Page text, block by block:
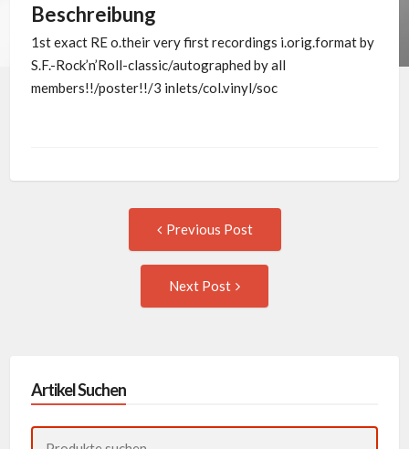
Beschreibung
1st exact RE o.their very first recordings i.orig.format by
S.F.-Rock’n’Roll-classic/autographed by all
members!!/poster!!/3 inlets/col.vinyl/soc
navigation
Previous Post
Next Post
Artikel Suchen